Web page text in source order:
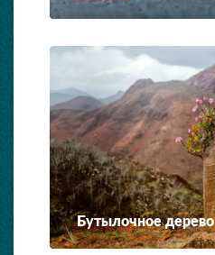
Бутылочное дерево